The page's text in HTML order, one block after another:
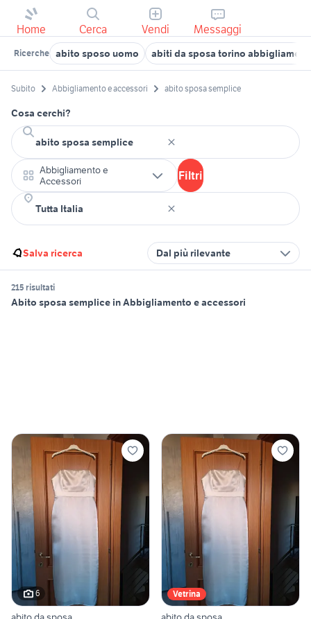
Home Cerca Vendi Messaggi
Ricerche abito sposo uomo abiti da sposa torino
Subito Abbigliamento e accessori abito sposa semplice
Cosa cerchi?
Abbigliamento e
Accessori
Filtri
Salva ricerca Dal più rilevante
215 risultati
Abito sposa semplice in Abbigliamento e accessori
6 Vetrina